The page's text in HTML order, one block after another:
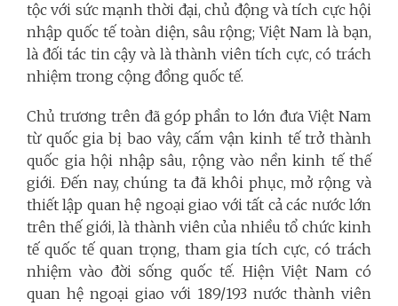
tộc với sức mạnh thời đại, chủ động và tích cực hội
nhập quốc tế toàn diện, sâu rộng; Việt Nam là bạn,
là đối tác tin cậy và là thành viên tích cực, có trách
nhiệm trong cộng đồng quốc tế.
Chủ trương trên đã góp phần to lớn đưa Việt Nam
từ quốc gia bị bao vây, cấm vận kinh tế trở thành
quốc gia hội nhập sâu, rộng vào nền kinh tế thế
giới. Đến nay, chúng ta đã khôi phục, mở rộng và
thiết lập quan hệ ngoại giao với tất cả các nước lớn
trên thế giới, là thành viên của nhiều tổ chức kinh
tế quốc tế quan trọng, tham gia tích cực, có trách
nhiệm vào đời sống quốc tế. Hiện Việt Nam có
quan hệ ngoại giao với 189/193 nước thành viên